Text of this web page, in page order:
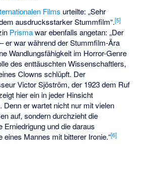
Films urteilte: „Sehr
ausdrucksstarker Stummfilm“.[5]
Prismawar ebenfalls angetan: „Der
er war während der Stummfilm-Ära
Wandlungsfähigkeit im Horror-Genre
des enttäuschten Wissenschaftlers,
Clowns schlüpft. Der
Victor Sjöström, der 1923 dem Ruf
hier ein in jeder Hinsicht
Denn er wartet nicht nur mit vielen
auf, sondern durchzieht die
Erniedrigung und die daraus
eines Mannes mit bitterer Ironie.“[6]